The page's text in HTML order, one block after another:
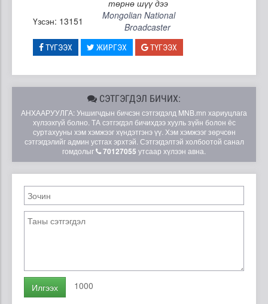
төрнө шүү дээ
Үзсэн: 13151
Mongolian National
Broadcaster
ТҮГЭЭХ ЖИРГЭХ ТҮГЭЭХ
СЭТГЭГДЭЛ БИЧИХ:
АНХААРУУЛГА: Уншигчдын бичсэн сэтгэгдэлд MNB.mn хариуцлага
хүлээхгүй болно. ТА сэтгэгдэл бичихдээ хууль зүйн болон ёс
суртахууны хэм хэмжээг хүндэтгэнэ үү. Хэм хэмжээг зөрчсөн
сэтгэгдэлийг админ устгах эрхтэй. Сэтгэгдэлтэй холбоотой санал
гомдолыг
70127055 утсаар хүлээн авна.
Илгээх 1000